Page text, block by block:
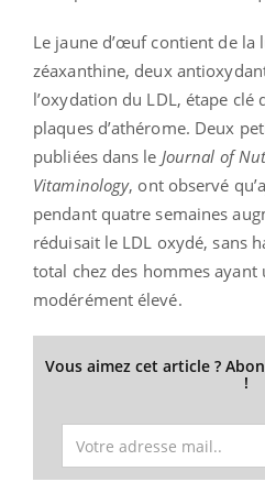
Le jaune d’œuf contient de la
zéaxanthine, deux
l’oxydation du LDL, étape
plaques d’athérome. Deux
publiées dans le Journal of
Vitaminology, ont observé
pendant quatre semaines
réduisait le LDL oxydé, sans
total chez des hommes ayant
modérément élevé.
Vous aimez cet article ?
!